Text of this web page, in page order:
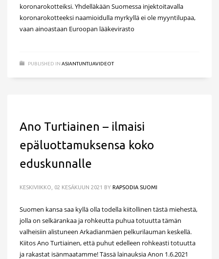
koronarokotteiksi. Yhdelläkään Suomessa injektoitavalla
koronarokotteeksi naamioidulla myrkyllä ei ole myyntilupaa,
vaan ainoastaan Euroopan lääkevirasto
PUBLISHED IN ASIANTUNTIJAVIDEOT
Ano Turtiainen – ilmaisi
epäluottamuksensa koko
eduskunnalle
KESKIVIIKKO, 02 KESÄKUUN 2021 BY RAPSODIA SUOMI
Suomen kansa saa kyllä olla todella kiitollinen tästä miehestä,
jolla on selkärankaa ja rohkeutta puhua totuutta tämän
valheisiin alistuneen Arkadianmäen pelkurilauman keskellä.
Kiitos Ano Turtiainen, että puhut edelleen rohkeasti totuutta
ja rakastat isänmaatamme! Tässä lainauksia Anon 1.6.2021